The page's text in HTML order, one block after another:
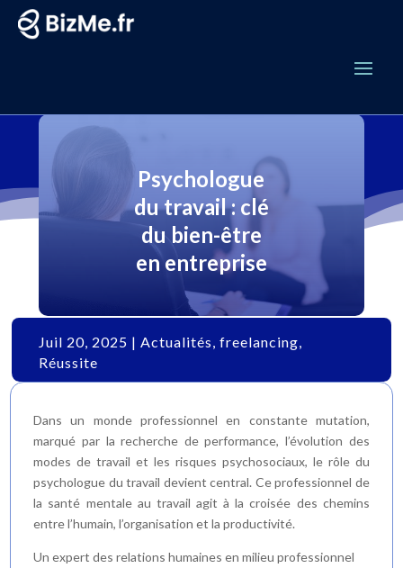
Psychologue
du travail : clé
du bien-être
en entreprise
Juil 20, 2025 |Actualités,freelancing,
Réussite
Dans un monde professionnel en constante mutation,
marqué par la recherche de performance, l’évolution des
modes de travail et les risques psychosociaux, le rôle du
psychologue du travail devient central. Ce professionnel de
la santé mentale au travail agit à la croisée des chemins
entre l’humain, l’organisation et la productivité.
Un expert des relations humaines en milieu professionnel